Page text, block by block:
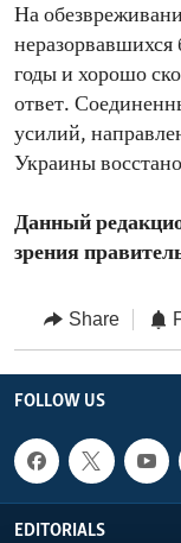
На
неразорвавшихся
годы и хорошо
ответ.
усилий,
Украины
Данный
зрения
Share
FOLLOW US
EDITORIALS